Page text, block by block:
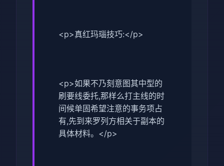
<p>真红玛瑙技巧:</p>
<p>如果不乃刻意图其中型的
刷要线委托,那样么打主线的时
间候单固希望注意的事务项占
有,先到来罗列方相关于副本的
具体材料。</p>